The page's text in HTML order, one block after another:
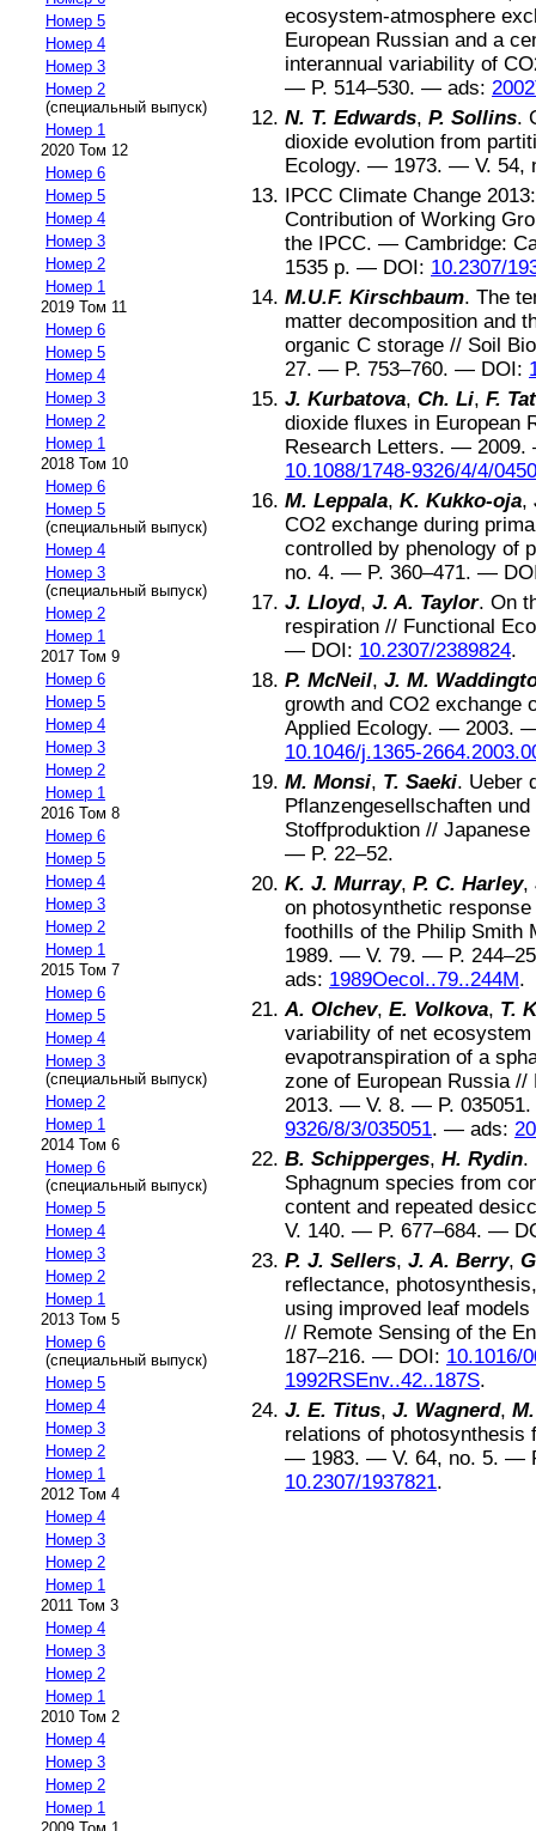
Номер 5
Номер 4
Номер 3
Номер 2
(специальный выпуск)
Номер 1
2020 Том 12
Номер 6
Номер 5
Номер 4
Номер 3
Номер 2
Номер 1
2019 Том 11
Номер 6
Номер 5
Номер 4
Номер 3
Номер 2
Номер 1
2018 Том 10
Номер 6
Номер 5
(специальный выпуск)
Номер 4
Номер 3
(специальный выпуск)
Номер 2
Номер 1
2017 Том 9
Номер 6
Номер 5
Номер 4
Номер 3
Номер 2
Номер 1
2016 Том 8
Номер 6
Номер 5
Номер 4
Номер 3
Номер 2
Номер 1
2015 Том 7
Номер 6
Номер 5
Номер 4
Номер 3
(специальный выпуск)
Номер 2
Номер 1
2014 Том 6
Номер 6
(специальный выпуск)
Номер 5
Номер 4
Номер 3
Номер 2
Номер 1
2013 Том 5
Номер 6
(специальный выпуск)
Номер 5
Номер 4
Номер 3
Номер 2
Номер 1
2012 Том 4
Номер 4
Номер 3
Номер 2
Номер 1
2011 Том 3
Номер 4
Номер 3
Номер 2
Номер 1
2010 Том 2
Номер 4
Номер 3
Номер 2
Номер 1
ecosystem-atmosphere
European Russian and a
interannual variability of
— P. 514–530. — ads:
N. T. Edwards, P. Sollins.
dioxide evolution from
Ecology. — 1973. — V. 54,
IPCC Climate Change
Contribution of Working
the IPCC. — Cambridge:
1535 p. — DOI: 10.2307/
M.U.F. Kirschbaum. The
matter decomposition and
organic C storage // Soil
27. — P. 753–760. — DOI:
J. Kurbatova, Ch. Li, F.
dioxide fluxes in European
Research Letters. — 2009.
10.1088/1748-9326/4/4/
M. Leppala, K. Kukko-oja,
CO2 exchange during
controlled by phenology of
no. 4. — P. 360–471. —
J. Lloyd, J. A. Taylor. On
respiration // Functional
— DOI: 10.2307/2389824.
P. McNeil, J. M.
growth and CO2 exchange
Applied Ecology. — 2003.
10.1046/j.1365-
M. Monsi, T. Saeki. Ueber
Pflanzengesellschaften
Stoffproduktion //
— P. 22–52.
K. J. Murray, P. C. Harley,
on photosynthetic
foothills of the Philip Smith
1989. — V. 79. — P.
ads: 1989Oecol..79..244M.
A. Olchev, E. Volkova, T.
variability of net ecosystem
evapotranspiration of a
zone of European Russia//
2013. — V. 8. — P. 035051
9326/8/3/035051. — ads:
B. Schipperges, H. Rydin.
Sphagnum species from
content and repeated
V. 140. — P. 677–684. —
P. J. Sellers, J. A. Berry,
reflectance,
using improved leaf
// Remote Sensing of the
187–216. — DOI: 10.1016/
1992RSEnv..42..187S.
J. E. Titus, J. Wagnerd,
relations of photosynthesis
— 1983. — V. 64, no. 5. —
10.2307/1937821.